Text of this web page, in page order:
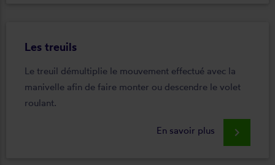
Les treuils
Le treuil démultiplie le mouvement effectué avec la
manivelle afin de faire monter ou descendre le volet
roulant.
En savoir plus keyboard_arrow_right